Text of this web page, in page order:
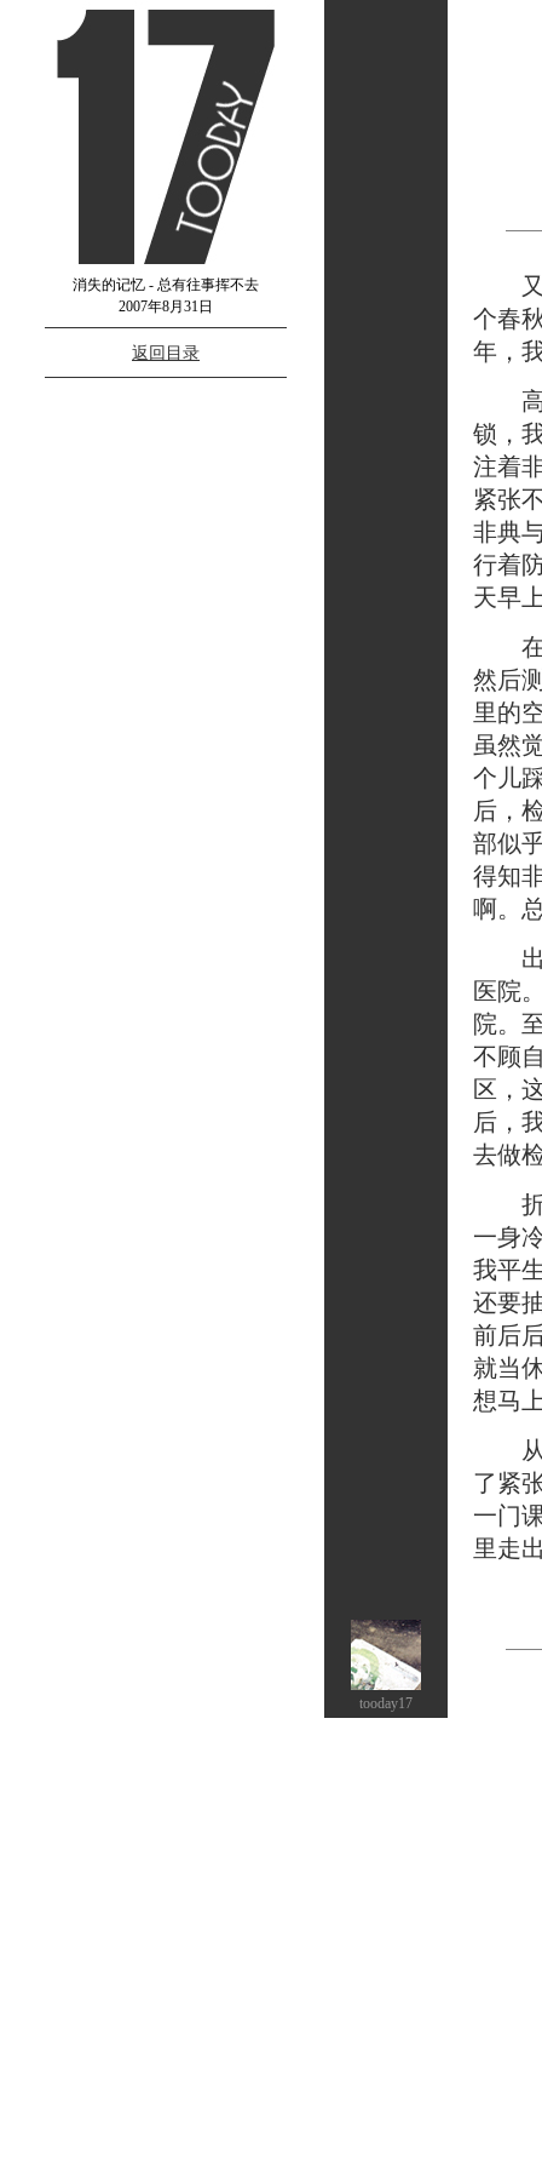
消失的记忆 - 总有往事挥不去
2007年8月31日
返回目录
tooday17
又
个春
年，
高
锁，
注着
紧张
非典
行着
天早
在
然后
里的
虽然
个儿
后，
部似
得知
啊。
出
医院
院。
不顾
区，
后，
去做
折
一身
我平
还要
前后
就当
想马
从
了紧
一门
里走